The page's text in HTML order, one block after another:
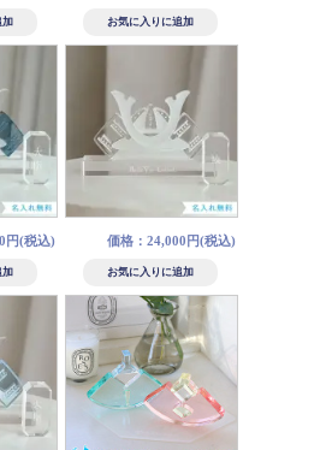
円(税込) 価格：24,000円(税込)